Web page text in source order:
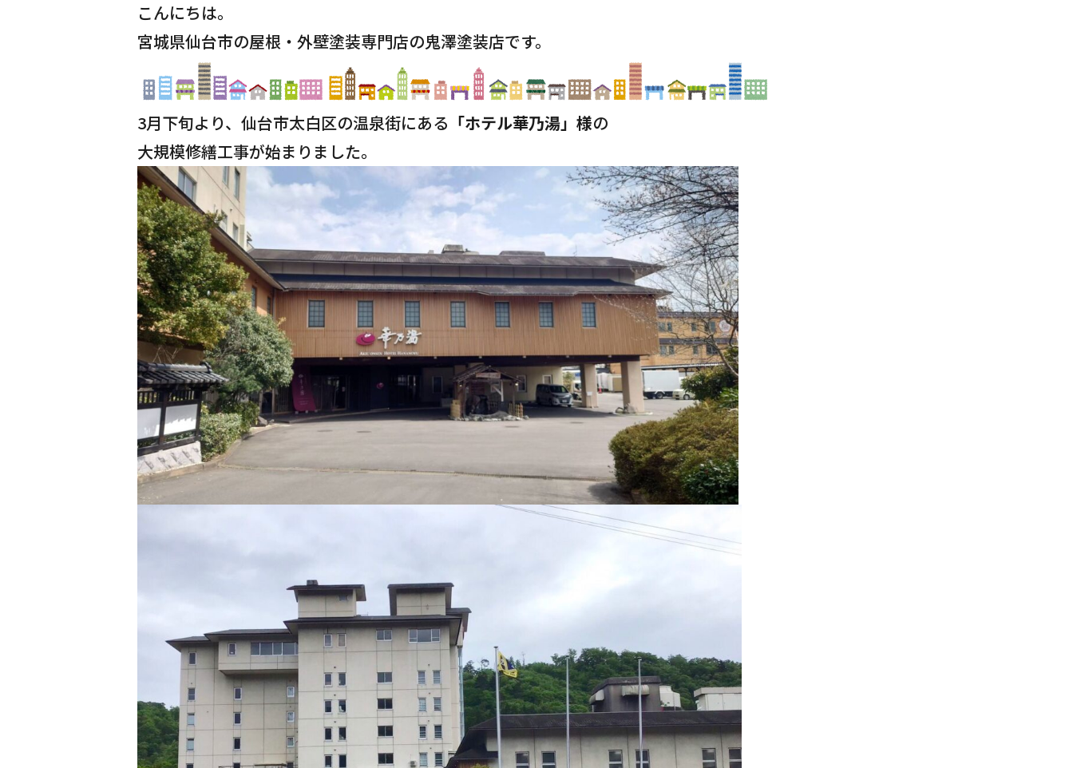
こんにちは。
宮城県仙台市の屋根・外壁塗装専門店の鬼澤塗装店です。
3月下旬より、仙台市太白区の温泉街にある 「ホテル華乃湯」様の
大規模修繕工事が始まりました。